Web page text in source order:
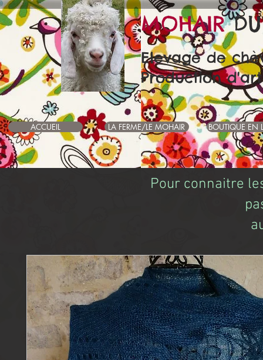
MOHAIR
Elevage de
Production
ACCUEIL LA FERME/LE MOHAIR BOUTIQUE EN
Pour connaitre